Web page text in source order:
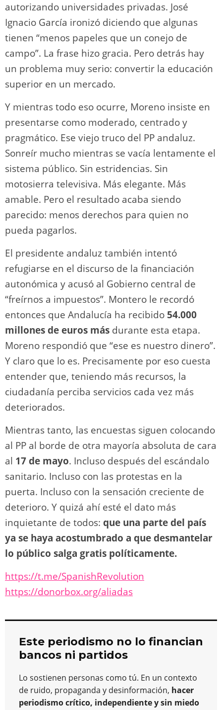
autorizando universidades privadas. José
Ignacio García ironizó diciendo que algunas
tienen “menos papeles que un conejo de
campo”. La frase hizo gracia. Pero detrás hay
un problema muy serio: convertir la educación
superior en un mercado.
Y mientras todo eso ocurre, Moreno insiste en
presentarse como moderado, centrado y
pragmático. Ese viejo truco del PP andaluz.
Sonreír mucho mientras se vacía lentamente el
sistema público. Sin estridencias. Sin
motosierra televisiva. Más elegante. Más
amable. Pero el resultado acaba siendo
parecido: menos derechos para quien no
pueda pagarlos.
El presidente andaluz también intentó
refugiarse en el discurso de la financiación
autonómica y acusó al Gobierno central de
“freírnos a impuestos”. Montero le recordó
entonces que Andalucía ha recibido 54.000
millones de euros más durante esta etapa.
Moreno respondió que “ese es nuestro dinero”.
Y claro que lo es. Precisamente por eso cuesta
entender que, teniendo más recursos, la
ciudadanía perciba servicios cada vez más
deteriorados.
Mientras tanto, las encuestas siguen colocando
al PP al borde de otra mayoría absoluta de cara
al 17 de mayo. Incluso después del escándalo
sanitario. Incluso con las protestas en la
puerta. Incluso con la sensación creciente de
deterioro. Y quizá ahí esté el dato más
inquietante de todos: que una parte del país
ya se haya acostumbrado a que desmantelar
lo público salga gratis políticamente.
https://t.me/SpanishRevolution
https://donorbox.org/aliadas
Este periodismo no lo financian
bancos ni partidos
Lo sostienen personas como tú. En un contexto
de ruido, propaganda y desinformación, hacer
periodismo crítico, independiente y sin miedo